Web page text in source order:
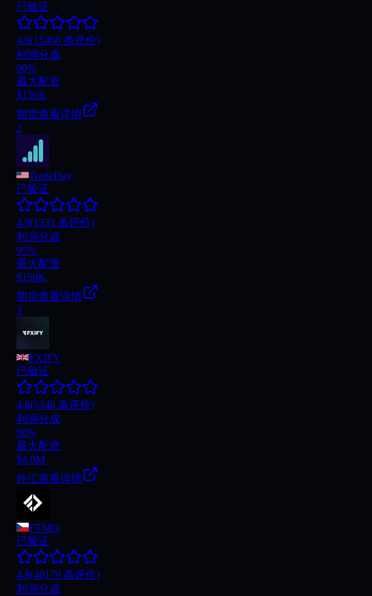
已验证
4.9(15460 条评价)
利润分成
90%
最大配资
$150K
期货查看详情
2
TradeDay
已验证
4.9(1331 条评价)
利润分成
95%
最大配资
$150K
期货查看详情
3
FXIFY
已验证
4.8(5346 条评价)
利润分成
90%
最大配资
$4.0M
外汇查看详情
FTMO
已验证
4.8(40179 条评价)
利润分成